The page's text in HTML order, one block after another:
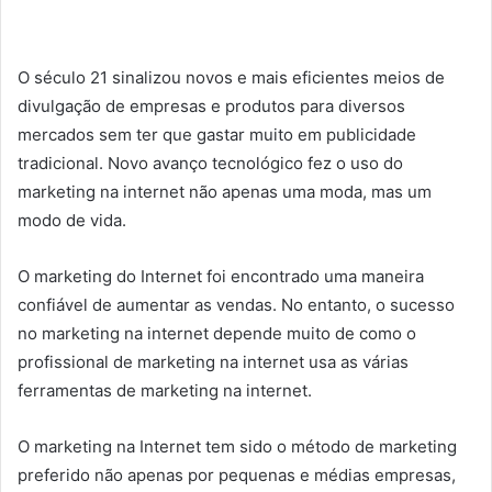
O século 21 sinalizou novos e mais eficientes meios de
divulgação de empresas e produtos para diversos
mercados sem ter que gastar muito em publicidade
tradicional. Novo avanço tecnológico fez o uso do
marketing na internet não apenas uma moda, mas um
modo de vida.
O marketing do Internet foi encontrado uma maneira
confiável de aumentar as vendas. No entanto, o sucesso
no marketing na internet depende muito de como o
profissional de marketing na internet usa as várias
ferramentas de marketing na internet.
O marketing na Internet tem sido o método de marketing
preferido não apenas por pequenas e médias empresas,